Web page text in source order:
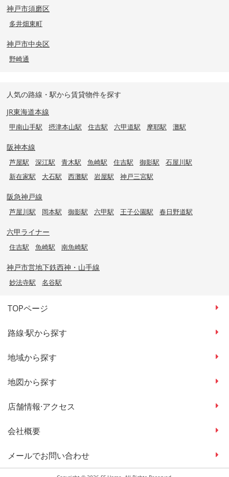
神戸市須磨区
多井畑東町
神戸市中央区
野崎通
人気の路線・駅から賃貸物件を探す
JR東海道本線
甲南山手駅 摂津本山駅 住吉駅 六甲道駅 摩耶駅 灘駅
阪神本線
芦屋駅 深江駅 青木駅 魚崎駅 住吉駅 御影駅
石屋川駅
新在家駅
大石駅 西灘駅 岩屋駅 神戸三宮駅
阪急神戸線
芦屋川駅 岡本駅 御影駅 六甲駅 王子公園駅 春日野道駅
六甲ライナー
住吉駅 魚崎駅 南魚崎駅
神戸市営地下鉄西神・山手線
妙法寺駅 名谷駅
TOPページ
路線·駅から探す
地域から探す
地図から探す
店舗情報·アクセス
会社概要
メールでお問い合わせ